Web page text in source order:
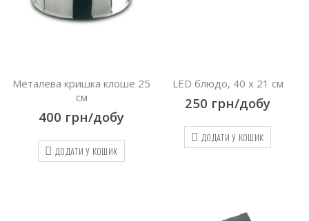
Металева кришка клоше 25
см
400 грн/добу
ДОДАТИ У КОШИК
LED блюдо, 40 х 21 см
250 грн/добу
ДОДАТИ У КОШИК